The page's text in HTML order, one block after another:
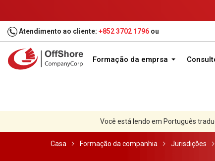
Atendimento ao cliente: +852 3702 1796 ou
Formação da emprsa
Você está lendo em Português
Casa Formação da companhia Jurisdições